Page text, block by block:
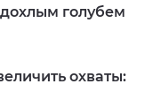
голубем
охваты: